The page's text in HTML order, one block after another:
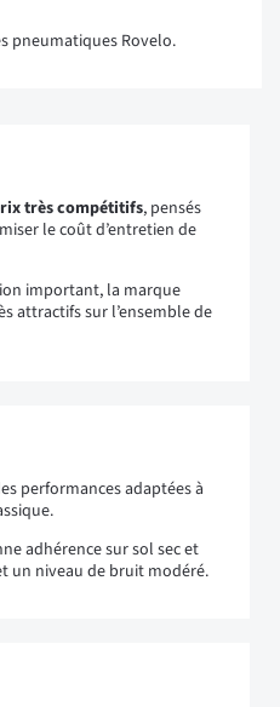
pneumatiques Rovelo.
très compétitifs, pensés
le coût d’entretien de
important, la marque
attractifs sur l’ensemble de
performances adaptées à
adhérence sur sol sec et
un niveau de bruit modéré.